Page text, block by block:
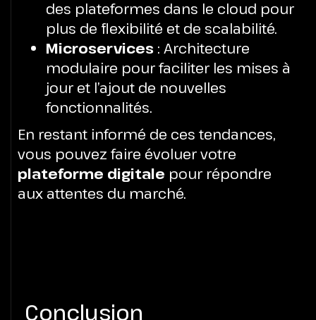
des plateformes dans le cloud pour
plus de flexibilité et de scalabilité.
Microservices : Architecture
modulaire pour faciliter les mises à
jour et l’ajout de nouvelles
fonctionnalités.
En restant informé de ces tendances,
vous pouvez faire évoluer votre
plateforme digitale pour répondre
aux attentes du marché.
Conclusion